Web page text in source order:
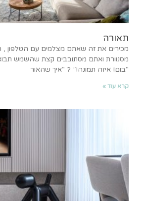
תאורה
מכירים את זה שאתם מצלמים עם הטלפון
מסנוורת ואתם מסתובבים קצת שהשמש תבוא
“בום! איזה תמונה!” ? “איך שהאור
קרא עוד »